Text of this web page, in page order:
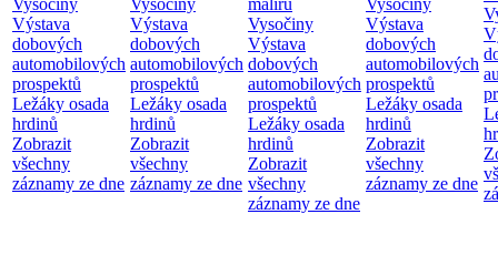
Výstava
dobových
automobilových
prospektů
Ležáky osada
hrdinů
Zobrazit
všechny
záznamy ze dne
Výstava
dobových
automobilových
prospektů
Ležáky osada
hrdinů
Zobrazit
všechny
záznamy ze dne
Vysočiny
Výstava
dobových
automobilových
prospektů
Ležáky osada
hrdinů
Zobrazit
všechny
záznamy ze dne
Výstava
dobových
automobilových
prospektů
Ležáky osada
hrdinů
Zobrazit
všechny
záznamy ze dne